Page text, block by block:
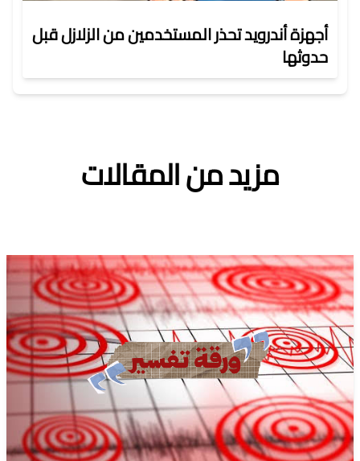
أجهزة أندرويد تحذر المستخدمين من الزلازل قبل
حدوثها
مزيد من المقالات